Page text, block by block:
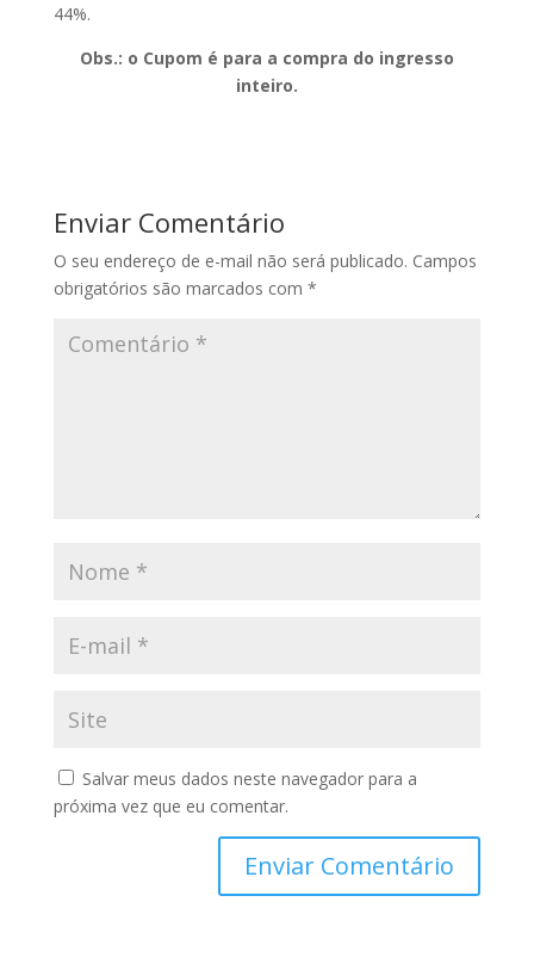
44%.
Obs.: o Cupom é para a compra do ingresso
inteiro.
Enviar Comentário
O seu endereço de e-mail não será publicado. Campos
obrigatórios são marcados com *
Salvar meus dados neste navegador para a
próxima vez que eu comentar.